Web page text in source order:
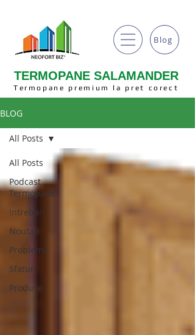
TERMOPANE SALAMANDER
Termopane premium la pret corect
Blog
BLOG
All Posts
Podcast
Termopane
Intrebari
Noutati
Probleme
Sfaturi
Produse
All Posts